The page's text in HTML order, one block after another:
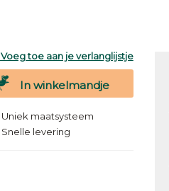
Voeg toe aan je verlanglijstje
In winkelmandje
Uniek maatsysteem
Snelle levering